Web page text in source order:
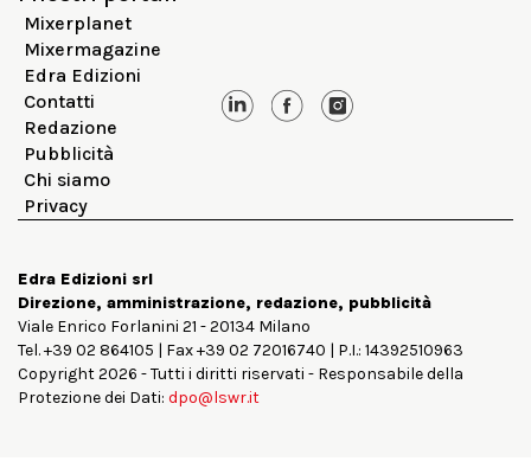
Mixerplanet
Mixermagazine
Edra Edizioni
Contatti
Redazione
Pubblicità
Chi siamo
Privacy
Edra Edizioni srl
Direzione, amministrazione, redazione, pubblicità
Viale Enrico Forlanini 21 - 20134 Milano
Tel. +39 02 864105 | Fax +39 02 72016740 | P.I.: 14392510963
Copyright 2026 - Tutti i diritti riservati - Responsabile della
Protezione dei Dati: dpo@lswr.it